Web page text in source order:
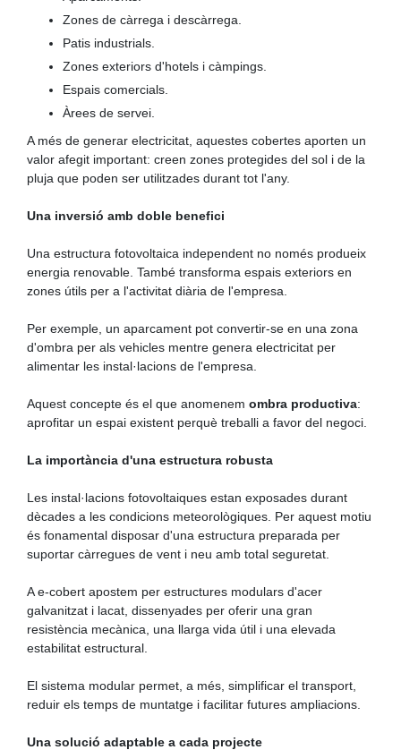
Zones de càrrega i descàrrega.
Patis industrials.
Zones exteriors d'hotels i càmpings.
Espais comercials.
Àrees de servei.
A més de generar electricitat, aquestes cobertes aporten un
valor afegit important: creen zones protegides del sol i de la
pluja que poden ser utilitzades durant tot l'any.
Una inversió amb doble benefici
Una estructura fotovoltaica independent no només produeix
energia renovable. També transforma espais exteriors en
zones útils per a l'activitat diària de l'empresa.
Per exemple, un aparcament pot convertir-se en una zona
d'ombra per als vehicles mentre genera electricitat per
alimentar les instal·lacions de l'empresa.
Aquest concepte és el que anomenem ombra productiva:
aprofitar un espai existent perquè treballi a favor del negoci.
La importància d'una estructura robusta
Les instal·lacions fotovoltaiques estan exposades durant
dècades a les condicions meteorològiques. Per aquest motiu
és fonamental disposar d'una estructura preparada per
suportar càrregues de vent i neu amb total seguretat.
A e-cobert apostem per estructures modulars d'acer
galvanitzat i lacat, dissenyades per oferir una gran
resistència mecànica, una llarga vida útil i una elevada
estabilitat estructural.
El sistema modular permet, a més, simplificar el transport,
reduir els temps de muntatge i facilitar futures ampliacions.
Una solució adaptable a cada projecte